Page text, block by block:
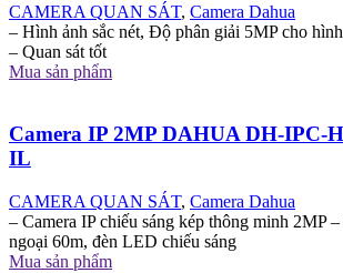
CAMERA QUAN SÁT, Camera Dahua
– Hình ảnh sắc nét, Độ phân giải 5MP cho
– Quan sát tốt
Mua sản phẩm
Camera IP 2MP DAHUA DH-IPC-
IL
CAMERA QUAN SÁT, Camera Dahua
– Camera IP chiếu sáng kép thông minh 2MP
ngoại 60m, đèn LED chiếu sáng
Mua sản phẩm